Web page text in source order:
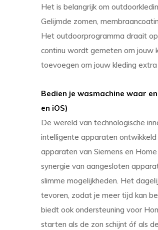
Het is belangrijk om
Gelijmde zomen,
Het outdoorprogramma draait
continu wordt gemeten om jouw
toevoegen om jouw kleding
Bedien je wasmachine waar
en iOS)
De wereld van technologische
intelligente apparaten
apparaten van Siemens en
synergie van aangesloten
slimme mogelijkheden. Het
tevoren, zodat je meer tijd kan
biedt ook ondersteuning voor
starten als de zon schijnt óf als